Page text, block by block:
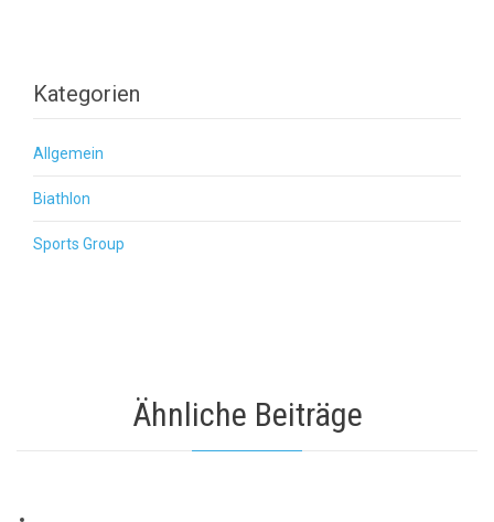
Kategorien
Allgemein
Biathlon
Sports Group
Ähnliche Beiträge